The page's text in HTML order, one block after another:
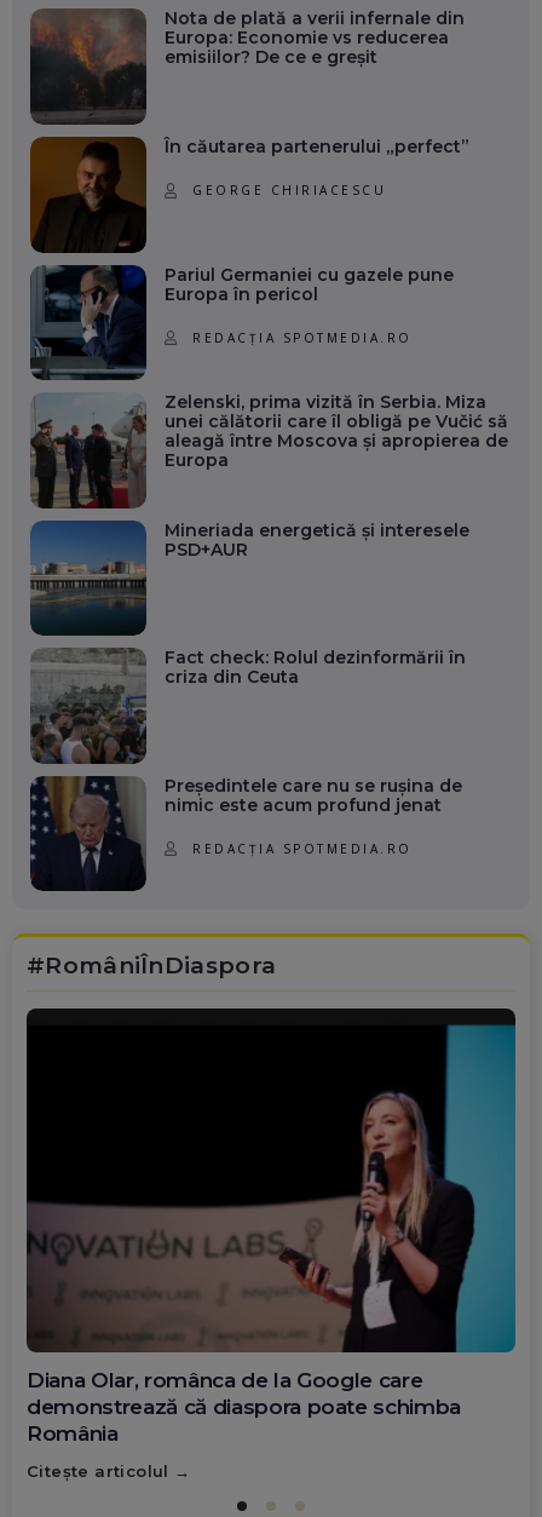
Nota de plată a verii infernale din
Europa: Economie vs reducerea
emisiilor? De ce e greșit
În căutarea partenerului „perfect”
GEORGE CHIRIACESCU
Pariul Germaniei cu gazele pune
Europa în pericol
REDACȚIA SPOTMEDIA.RO
Zelenski, prima vizită în Serbia. Miza
unei călătorii care îl obligă pe Vučić să
aleagă între Moscova și apropierea de
Europa
Mineriada energetică și interesele
PSD+AUR
Fact check: Rolul dezinformării în
criza din Ceuta
Președintele care nu se rușina de
nimic este acum profund jenat
REDACȚIA SPOTMEDIA.RO
#RomâniÎnDiaspora
Diana Olar, românca de la Google care
demonstrează că diaspora poate schimba
România
Citește articolul